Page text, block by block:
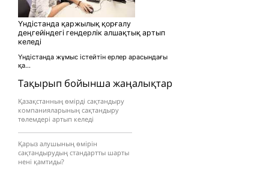
Тақырып бойынша жаңалықтар
Қазақстанның өмірді сақтандыру
компанияларының сақтандыру
төлемдері артып келеді
Қарыз алушының өмірін
сақтандырудың стандартты шарты
нені қамтиды?
Үндістанда қаржылық қорғалу
деңгейіндегі гендерлік алшақтық артып
келеді
Үндістанда жұмыс істейтін ерлер арасындағы
қа...